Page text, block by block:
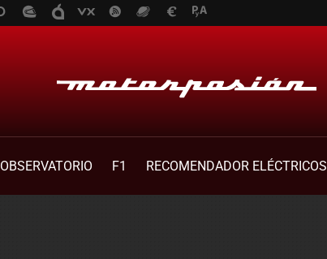
OBSERVATORIO F1
RECOMENDADOR ELÉCTRICOS